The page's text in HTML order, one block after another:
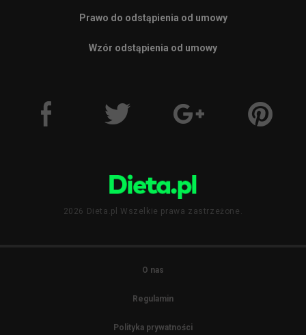
Prawo do odstąpienia od umowy
Wzór odstąpienia od umowy
2026 Dieta.pl Wszelkie prawa zastrzeżone.
O nas
Regulamin
Polityka prywatności